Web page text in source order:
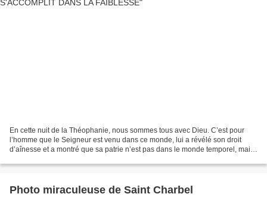
En cette nuit de la Théophanie, nous sommes tous avec Dieu. C’est pour
l’homme que le Seigneur est venu dans ce monde, lui a révélé son droit
d’aînesse et a montré que sa patrie n’est pas dans le monde temporel, mais
Photo miraculeuse de Saint Charbel